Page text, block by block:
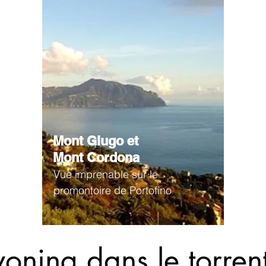
Mont Giugo et
Mont Cordona
Vue imprenable sur le
promontoire de Portofino